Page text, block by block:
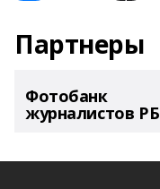
Партнеры
Фотобанк
журналистов РБ